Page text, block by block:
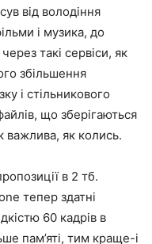
від володіння
і музика, до
такі сервіси, як
збільшення
і стільникового
що зберігаються
важлива, як колись.
в 2 тб.
тепер здатні
60 кадрів в
пам’яті, тим краще-і